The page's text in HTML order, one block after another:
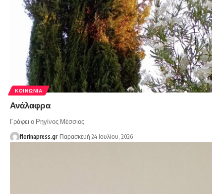
ΚΟΙΝΩΝΊΑ
Ανάλαφρα
Γράφει ο Ρηγίνος Μέσσιος
florinapress.gr Παρασκευή 24 Ιουλίου, 2026